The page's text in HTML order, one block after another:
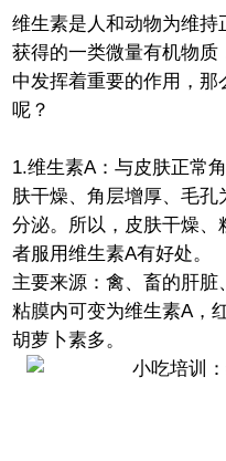
维生素是人和动物为维持
获得的一类微量有机物
中发挥着重要的作用，那
呢？
1.维生素A：与皮肤正常
肤干燥、角层增厚、毛
分泌。所以，皮肤干燥
者服用维生素A有好处。
主要来源：禽、畜的肝
粘膜内可变为维生素A，
胡萝卜素多。